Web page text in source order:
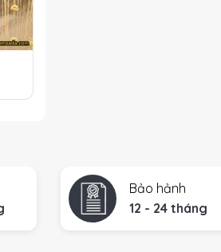
Bảo hảnh
12 - 24 tháng